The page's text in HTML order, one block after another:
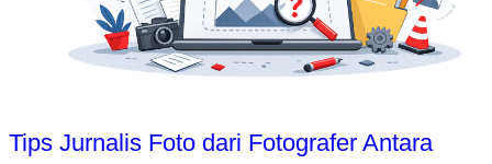
Tips Jurnalis Foto dari Fotografer Antara